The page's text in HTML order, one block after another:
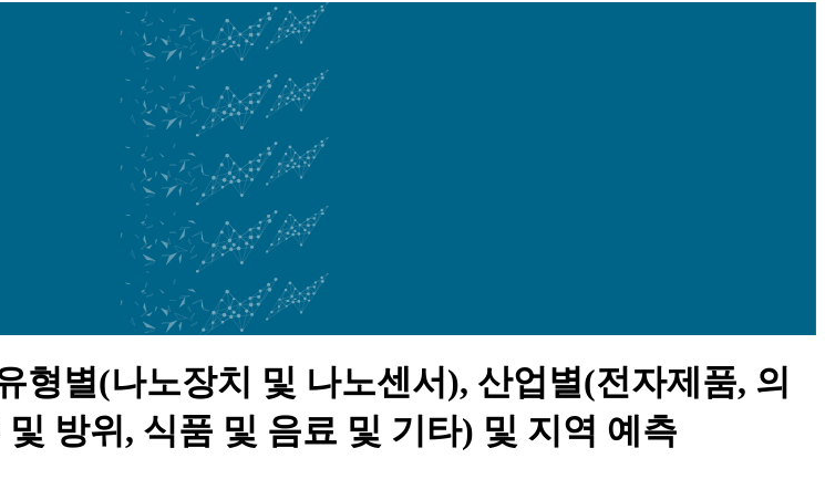
형별(나노장치 및 나노센서), 산업별(전자제품, 의
방위, 식품 및 음료 및 기타) 및 지역 예측